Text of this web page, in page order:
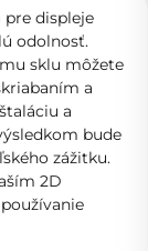
pre displeje
odolnosť.
sklu môžete
a
a
bude
zážitku.
2D